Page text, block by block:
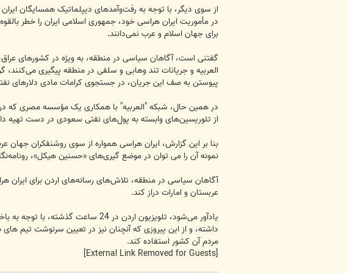
از سوی دیگر، با توجه به رفت‌‌وآمدهای دیپلماتیک همسایگان
در مأموریت ایران‌ هراسی خود، جمهوری اسلامی ایران را خطر
برای جهان اسلام و عرب نمی‌دانند.
گفتنی است، آگاهان سیاسی در منطقه، به ویژه در کشورهای
العربیه و جریانات تند وهابی و سلفی در منطقه پیگیری می‌کنند،
پیوستن به صف این جریان، در جستجوی کرامات مادی دلارهای
در همین حال، شبکه "العربیه" با همکاری یک مؤسسه مصری که در
از تئوریسین‌های وابسته به پول‌های نفتی سعودی در دست تهیه
بنا بر این گزارش، ایران ‌هراسی همواره از سوی روشنفکران
نمونه آن را می توان در موضع گیری‌های «حسنین‌ هیکل»،
آگاهان سیاسی در منطقه، تلاش‌های رسانه‌های اردن برای ایران
عربستان و امارات دراز کند.
یادآور می‌شود، تلویزیون اردن در
داشته، و از این پیروزی که آنچنان نیز در تعیین سرنوشت تیم
مردم آن کشور استفاده کند.
[External Link Removed for Guests]